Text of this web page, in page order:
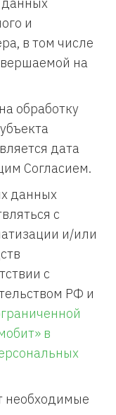
и
в том числе
на
обработку
дата
Согласием.
данных
с
и/или
с
РФ и
в
необходимые